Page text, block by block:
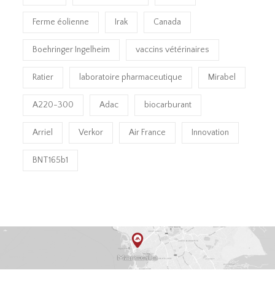
Ferme éolienne Irak Canada
Boehringer Ingelheim vaccins vétérinaires
Ratier laboratoire pharmaceutique Mirabel
A220-300 Adac biocarburant
Arriel Verkor Air France Innovation
BNT165b1